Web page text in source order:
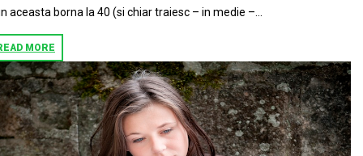
aceasta borna la 40 (si chiar traiesc – in medie –...
MORE